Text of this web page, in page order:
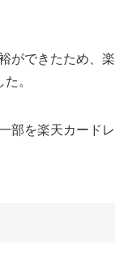
ができたため、楽
。
部を楽天カードレ